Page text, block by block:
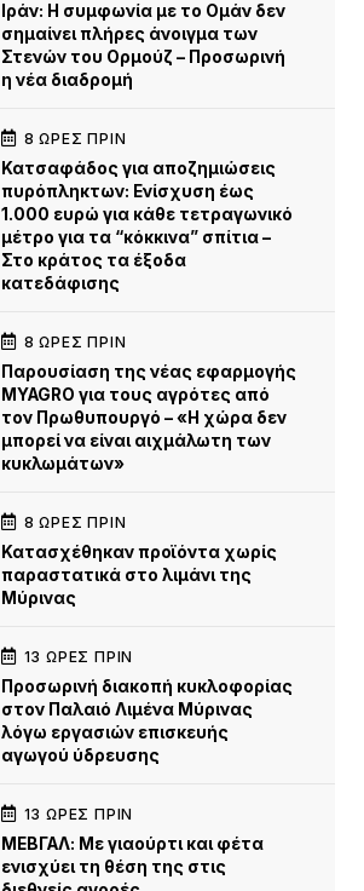
Iράν: Η συμφωνία με το Ομάν δεν
σημαίνει πλήρες άνοιγμα των
Στενών του Ορμούζ – Προσωρινή
η νέα διαδρομή
8 ΏΡΕΣ ΠΡΙΝ
Κατσαφάδος για αποζημιώσεις
πυρόπληκτων: Ενίσχυση έως
1.000 ευρώ για κάθε τετραγωνικό
μέτρο για τα “κόκκινα” σπίτια –
Στο κράτος τα έξοδα
κατεδάφισης
8 ΏΡΕΣ ΠΡΙΝ
Παρουσίαση της νέας εφαρμογής
MYAGRO για τους αγρότες από
τον Πρωθυπουργό – «Η χώρα δεν
μπορεί να είναι αιχμάλωτη των
κυκλωμάτων»
8 ΏΡΕΣ ΠΡΙΝ
Κατασχέθηκαν προϊόντα χωρίς
παραστατικά στο λιμάνι της
Μύρινας
13 ΏΡΕΣ ΠΡΙΝ
Προσωρινή διακοπή κυκλοφορίας
στον Παλαιό Λιμένα Μύρινας
λόγω εργασιών επισκευής
αγωγού ύδρευσης
13 ΏΡΕΣ ΠΡΙΝ
ΜΕΒΓΑΛ: Με γιαούρτι και φέτα
ενισχύει τη θέση της στις